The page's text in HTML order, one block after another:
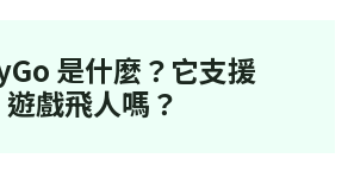
是什麼？它支援
戲飛人嗎？